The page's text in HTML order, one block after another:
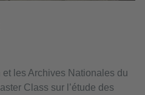
et les Archives Nationales du
Class sur l’étude des